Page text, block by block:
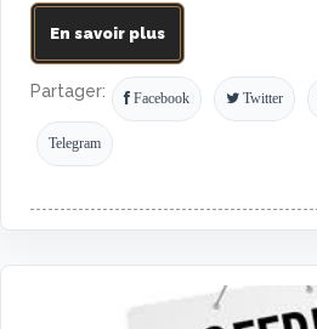
En savoir plus
Partager: Facebook Twitter
Telegram